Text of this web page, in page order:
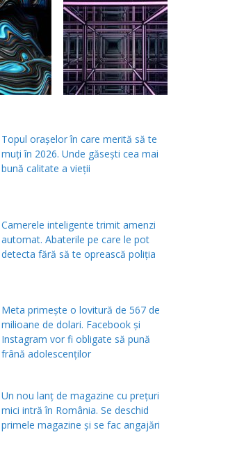
Topul orașelor în care merită să te
muți în 2026. Unde găsești cea mai
bună calitate a vieții
Camerele inteligente trimit amenzi
automat. Abaterile pe care le pot
detecta fără să te oprească poliția
Meta primește o lovitură de 567 de
milioane de dolari. Facebook și
Instagram vor fi obligate să pună
frână adolescenților
Un nou lanț de magazine cu prețuri
mici intră în România. Se deschid
primele magazine și se fac angajări